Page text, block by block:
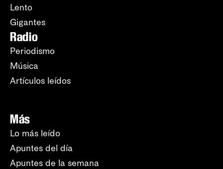
Lento
Gigantes
Radio
Periodismo
Música
Artículos leídos
Más
Lo más leído
Apuntes del día
Apuntes de la semana